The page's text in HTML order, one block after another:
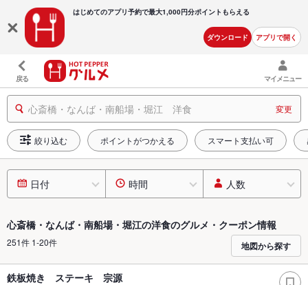
はじめてのアプリ予約で最大1,000円分ポイントもらえる
ダウンロード アプリで開く
戻る マイメニュー
心斎橋・なんば・南船場・堀江 洋食 変更
絞り込む ポイントがつかえる スマート支払い可
日付 時間 人数
心斎橋・なんば・南船場・堀江の洋食のグルメ・クーポン情報
251件 1-20件 地図から探す
鉄板焼き ステーキ 宗源